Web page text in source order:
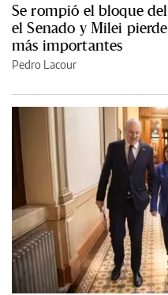
Se rompió el bloque
el Senado y Milei
más importantes
Pedro Lacour